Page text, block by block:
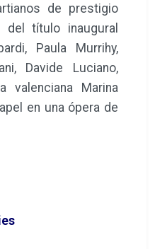
de prestigio
título inaugural
Paula Murrihy,
Davide Luciano,
valenciana Marina
en una ópera de